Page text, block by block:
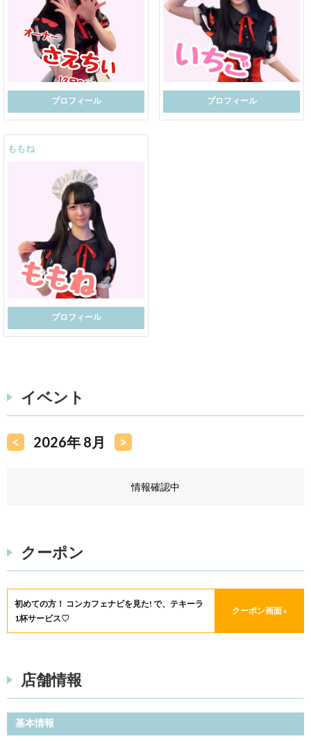
プロフィール プロフィール
ももね
プロフィール
イベント
< 2026年 8月 >
情報確認中
クーポン
初めての方！ コンカフェナビを見た! で、テキーラ
1杯サービス♡
クーポン画面 »
店舗情報
基本情報